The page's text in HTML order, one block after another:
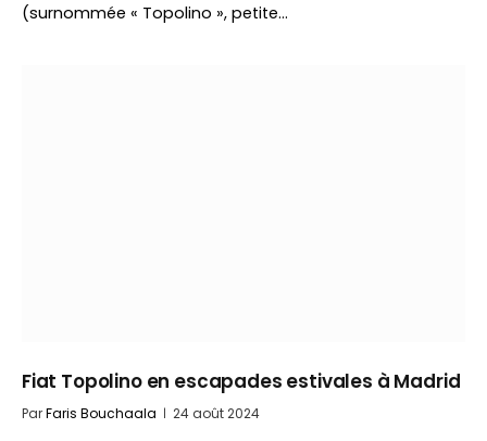
(surnommée « Topolino », petite…
Fiat Topolino en escapades estivales à Madrid
ParFaris Bouchaala 24 août 2024